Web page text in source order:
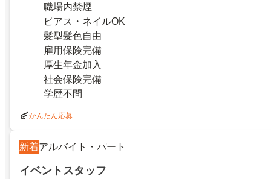
職場内禁煙
ピアス・ネイルOK
髪型髪色自由
雇用保険完備
厚生年金加入
社会保険完備
学歴不問
かんたん応募
新着アルバイト・パート
イベントスタッフ